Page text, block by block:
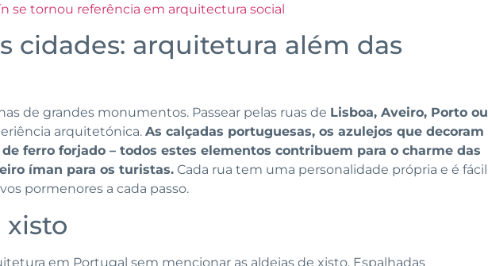
se tornou referência em arquitectura social
cidades: arquitetura além das
de grandes monumentos. Passear pelas ruas de Lisboa, Aveiro, Porto ou
arquitetónica. As calçadas portuguesas, os azulejos que decoram
ferro forjado – todos estes elementos contribuem para o charme das
íman para os turistas. Cada rua tem uma personalidade própria e é fácil
pormenores a cada passo.
xisto
em Portugal sem mencionar as aldeias de xisto. Espalhadas